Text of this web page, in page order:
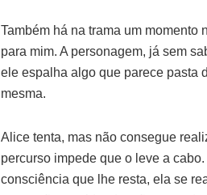
Também há na trama um
para mim. A personagem, já sem
ele espalha algo que parece pasta
mesma.
Alice tenta, mas não consegue
percurso impede que o leve a
consciência que lhe resta, ela se